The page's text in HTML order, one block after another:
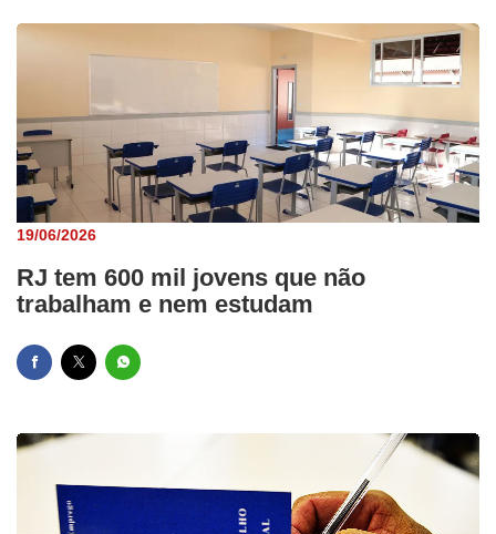
19/06/2026
RJ tem 600 mil jovens que não
trabalham e nem estudam